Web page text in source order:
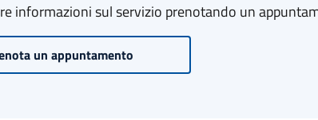
informazioni sul servizio prenotando un
un appuntamento